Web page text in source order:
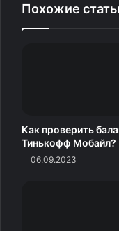
использоваться
Похожие
Как проверить
Тинькофф Мобайл?
06.09.2023